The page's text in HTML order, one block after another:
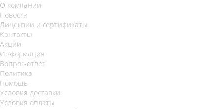
О компании
Новости
Лицензии и сертификаты
Контакты
Акции
Информация
Вопрос-ответ
Политика
Помощь
Условия доставки
Условия оплаты